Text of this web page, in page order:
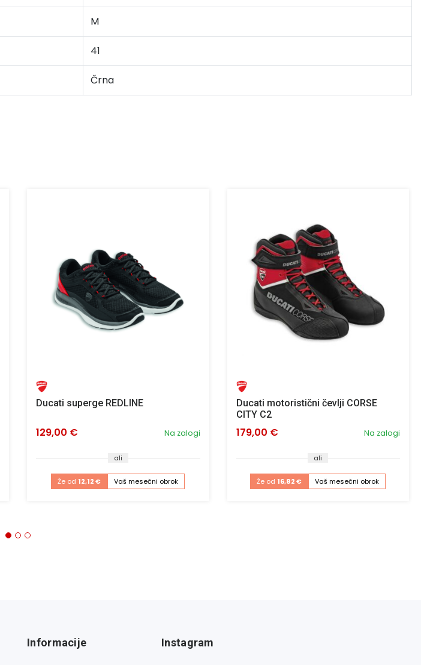
M
41
Črna
Ducati superge REDLINE
Na zalogi
129,00 €
ali
Že od 12,12 € Vaš mesečni obrok
Ducati motoristični čevlji CORSE
CITY C2
Na zalogi
179,00 €
ali
Že od 16,82 € Vaš mesečni obrok
Informacije Instagram